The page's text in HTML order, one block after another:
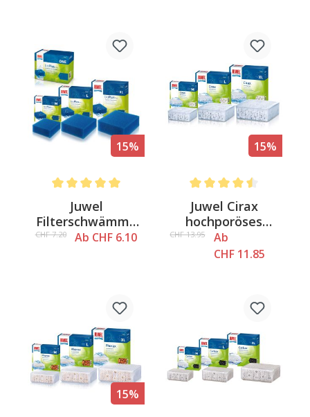
15%
Average rating of 5 out of 5 stars
Juwel
Filterschwämme
BioPlus fein
CHF 7.20 Ab CHF 6.10
15%
Average rating of 4.5 out
Juwel Cirax
hochporöses
Filtermaterial
CHF 13.95
Ab
CHF 11.85
15%